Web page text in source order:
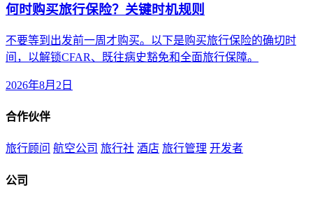
何时购买旅行保险？关键时机规则
不要等到出发前一周才购买。以下是购买旅行保险的确切时
间，以解锁CFAR、既往病史豁免和全面旅行保障。
2026年8月2日
合作伙伴
旅行顾问 航空公司 旅行社 酒店 旅行管理 开发者
公司